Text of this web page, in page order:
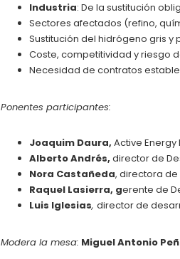
Industria: De la sustitución
Sectores afectados (refino,
Sustitución del hidrógeno gris y
Coste, competitividad y riesgo
Necesidad de contratos
Ponentes participantes:
Joaquim Daura,Active
Alberto Andrés,director de
Nora Castañeda, directora de
Raquel Lasierra, gerente de
Luis Iglesias,director de
Modera la mesa: Miguel Antonio